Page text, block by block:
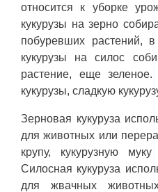
относится к уборке
кукурузы на зерно
побуревших растений,
кукурузы на силос
растение, еще
кукурузы, сладкую
Зерновая кукуруза
для животных или
крупу, кукурузную
Силосная кукуруза
для жвачных